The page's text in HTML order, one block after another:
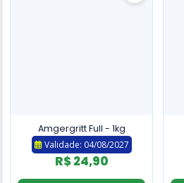
Amgergritt Full - 1kg
Validade: 04/08/2027
R$ 24,90